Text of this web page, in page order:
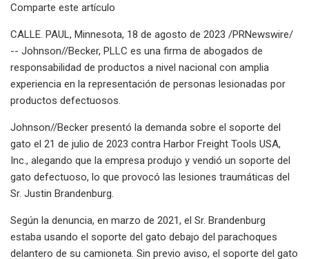
Comparte este artículo
CALLE. PAUL, Minnesota, 18 de agosto de 2023 /PRNewswire/
-- Johnson//Becker, PLLC es una firma de abogados de
responsabilidad de productos a nivel nacional con amplia
experiencia en la representación de personas lesionadas por
productos defectuosos.
Johnson//Becker presentó la demanda sobre el soporte del
gato el 21 de julio de 2023 contra Harbor Freight Tools USA,
Inc., alegando que la empresa produjo y vendió un soporte del
gato defectuoso, lo que provocó las lesiones traumáticas del
Sr. Justin Brandenburg.
Según la denuncia, en marzo de 2021, el Sr. Brandenburg
estaba usando el soporte del gato debajo del parachoques
delantero de su camioneta. Sin previo aviso, el soporte del gato